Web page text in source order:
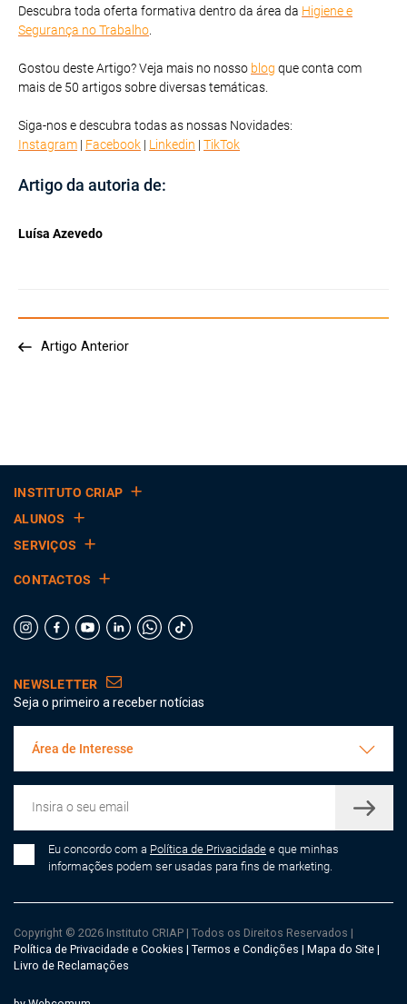
Descubra toda oferta formativa dentro da área da Higiene e
Segurança no Trabalho
Gostou deste Artigo? Veja mais no nosso blog que conta com
mais de 50 artigos sobre diversas temáticas.
Siga-nos e descubra todas as nossas Novidades:
Instagram | Facebook | Linkedin | TikTok
Artigo da autoria de:
Luísa Azevedo
Artigo Anterior
INSTITUTO CRIAP
ALUNOS
SERVIÇOS
CONTACTOS
NEWSLETTER
Seja o primeiro a receber notícias
Área de Interesse
Eu concordo com a Política de Privacidade e que minhas
informações podem ser usadas para fins de marketing.
Copyright © 2026 Instituto CRIAP | Todos os Direitos Reservados |
Política de Privacidade e Cookies | Termos e Condições | Mapa do Site |
Livro de Reclamações